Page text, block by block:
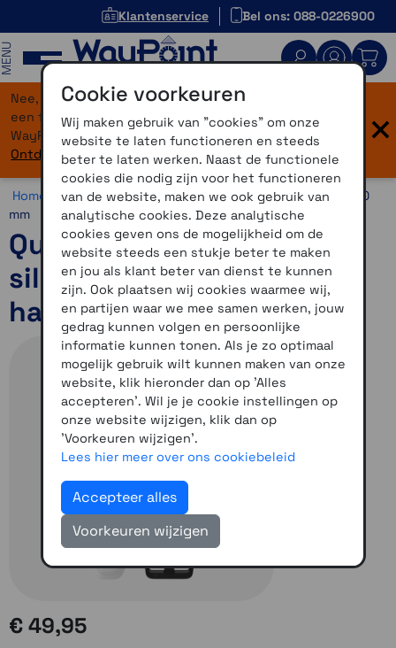
Klantenservice Bel ons: 088-0226900
Nee, je bent niet verdwaald! Onze website heeft
een flinke upgrade gekregen. Dezelfde vertrouwde
WayPoint-service, maar dan in een modern jasje.
Ontdek hier wat er allemaal nieuw is.
×
Home >Horloges >Horlogebandjes >20 mm >Quickfit 20
mm
Quickfit 20 polsband wit
siliconen met zwarte
hardware
€ 49,95
Cookie voorkeuren
Wij maken gebruik van "cookies" om onze
website te laten functioneren en steeds
beter te laten werken. Naast de functionele
cookies die nodig zijn voor het functioneren
van de website, maken we ook gebruik van
analytische cookies. Deze analytische
cookies geven ons de mogelijkheid om de
website steeds een stukje beter te maken
en jou als klant beter van dienst te kunnen
zijn. Ook plaatsen wij cookies waarmee wij,
en partijen waar we mee samen werken, jouw
gedrag kunnen volgen en persoonlijke
informatie kunnen tonen. Als je zo optimaal
mogelijk gebruik wilt kunnen maken van onze
website, klik hieronder dan op 'Alles
accepteren'. Wil je je cookie instellingen op
onze website wijzigen, klik dan op
'Voorkeuren wijzigen'.
Lees hier meer over ons cookiebeleid
Accepteer alles
Voorkeuren wijzigen